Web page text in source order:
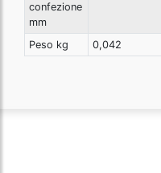
confezione
mm
Peso kg 0,042